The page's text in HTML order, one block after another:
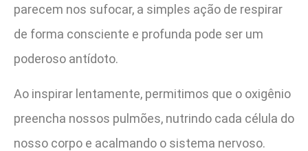
parecem nos sufocar, a simples ação de respirar
de forma consciente e profunda pode ser um
poderoso antídoto.
Ao inspirar lentamente, permitimos que o oxigênio
preencha nossos pulmões, nutrindo cada célula do
nosso corpo e acalmando o sistema nervoso.